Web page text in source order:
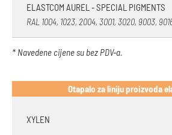
ELASTCOM AUREL - SPECIAL PIGMENTS
RAL 1004, 1023, 2004, 3001, 3020, 9003,
* Navedene cijene su bez PDV-a.
Otapalo za liniju proizvoda
XYLEN